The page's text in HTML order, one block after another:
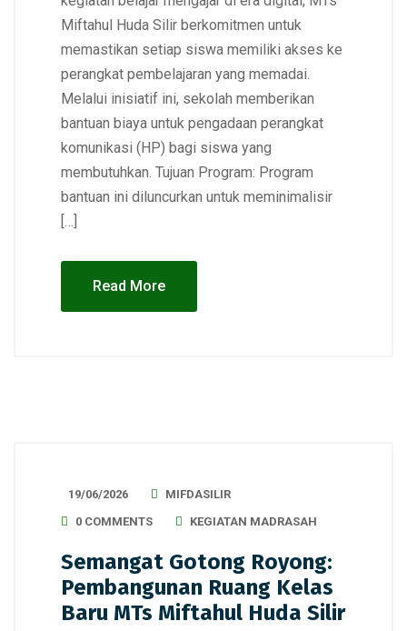
Miftahul Huda Silir berkomitmen untuk
memastikan setiap siswa memiliki akses ke
perangkat pembelajaran yang memadai.
Melalui inisiatif ini, sekolah memberikan
bantuan biaya untuk pengadaan perangkat
komunikasi (HP) bagi siswa yang
membutuhkan. Tujuan Program: Program
bantuan ini diluncurkan untuk meminimalisir
[…]
Read More
19/06/2026
MIFDASILIR
0 COMMENTS
KEGIATAN MADRASAH
Semangat Gotong Royong:
Pembangunan Ruang Kelas
Baru MTs Miftahul Huda Silir